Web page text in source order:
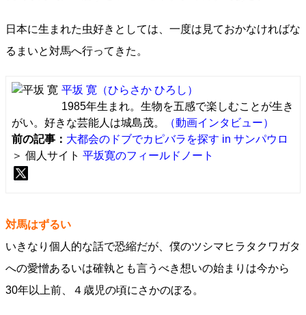
日本に生まれた虫好きとしては、一度は見ておかなければな
るまいと対馬へ行ってきた。
平坂 寛 （ひらさか ひろし）
1985年生まれ。生物を五感で楽しむことが生き
がい。好きな芸能人は城島茂。
（動画インタビュー）
前の記事： 大都会のドブでカピバラを探す in サンパウロ
＞ 個人サイト 平坂寛のフィールドノート
対馬はずるい
いきなり個人的な話で恐縮だが、僕のツシマヒラタクワガタ
への愛憎あるいは確執とも言うべき想いの始まりは今から
30年以上前、４歳児の頃にさかのぼる。